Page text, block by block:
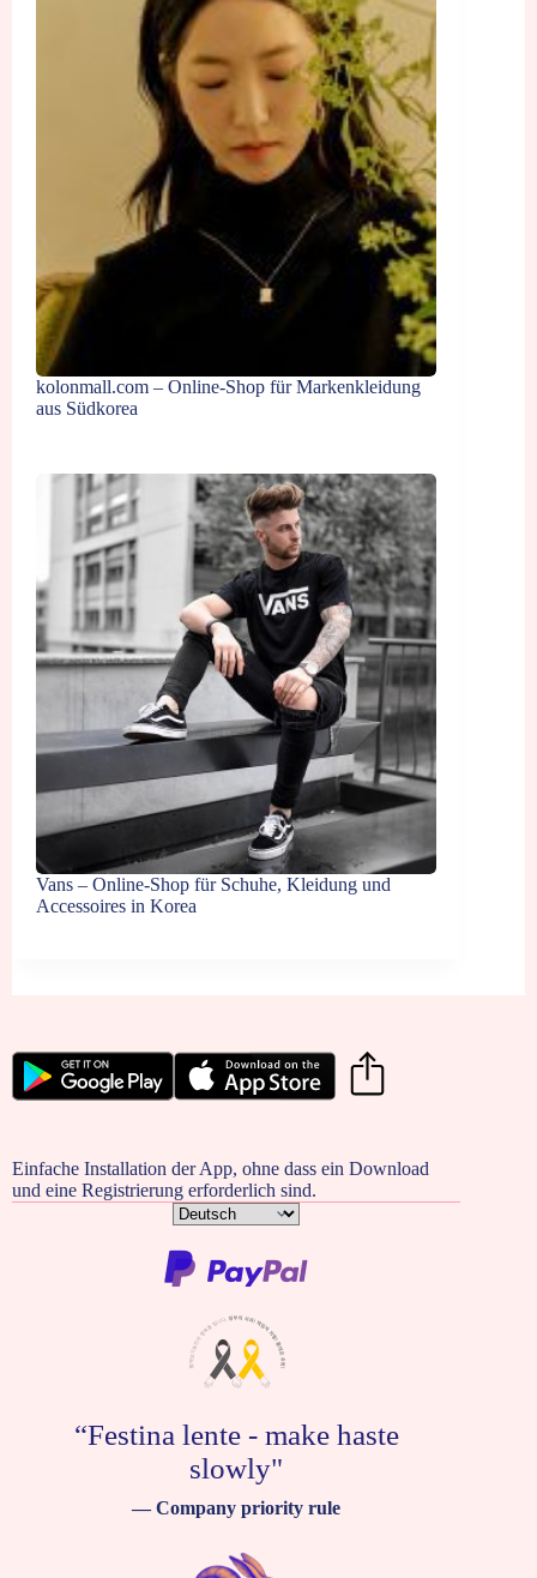
kolonmall.com – Online-Shop für Markenkleidung
aus Südkorea
Vans – Online-Shop für Schuhe, Kleidung und
Accessoires in Korea
Einfache Installation der App, ohne dass ein Download
und eine Registrierung erforderlich sind.
Sprache
auswählen
“Festina lente - make haste
slowly"
— Company priority rule